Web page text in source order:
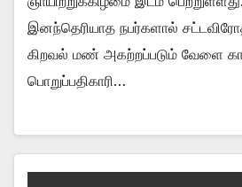
இனந்தெரியாத நபர்களால்
கிறவல் மண் அகற்றப்படும் வேளை
பொறுப்பதிகாரி…